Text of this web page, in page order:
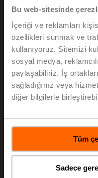
Bu web-sitesinde
İçeriği ve reklamları
özellikleri sunmak ve
kullanıyoruz. Sitemizi
sosyal medya,
paylaşabiliriz. İş
sağladığınız veya
diğer bilgilerle
Tüm
Sadece
Teori ve pratik;
şekilde hayata
cihazlarımızı gerçek